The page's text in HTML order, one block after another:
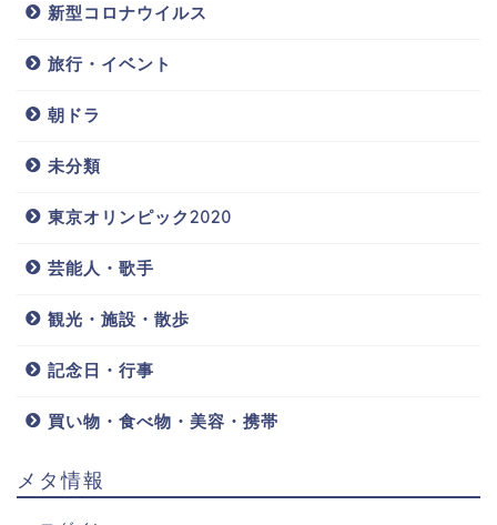
新型コロナウイルス
旅行・イベント
朝ドラ
未分類
東京オリンピック2020
芸能人・歌手
観光・施設・散歩
記念日・行事
買い物・食べ物・美容・携帯
メタ情報